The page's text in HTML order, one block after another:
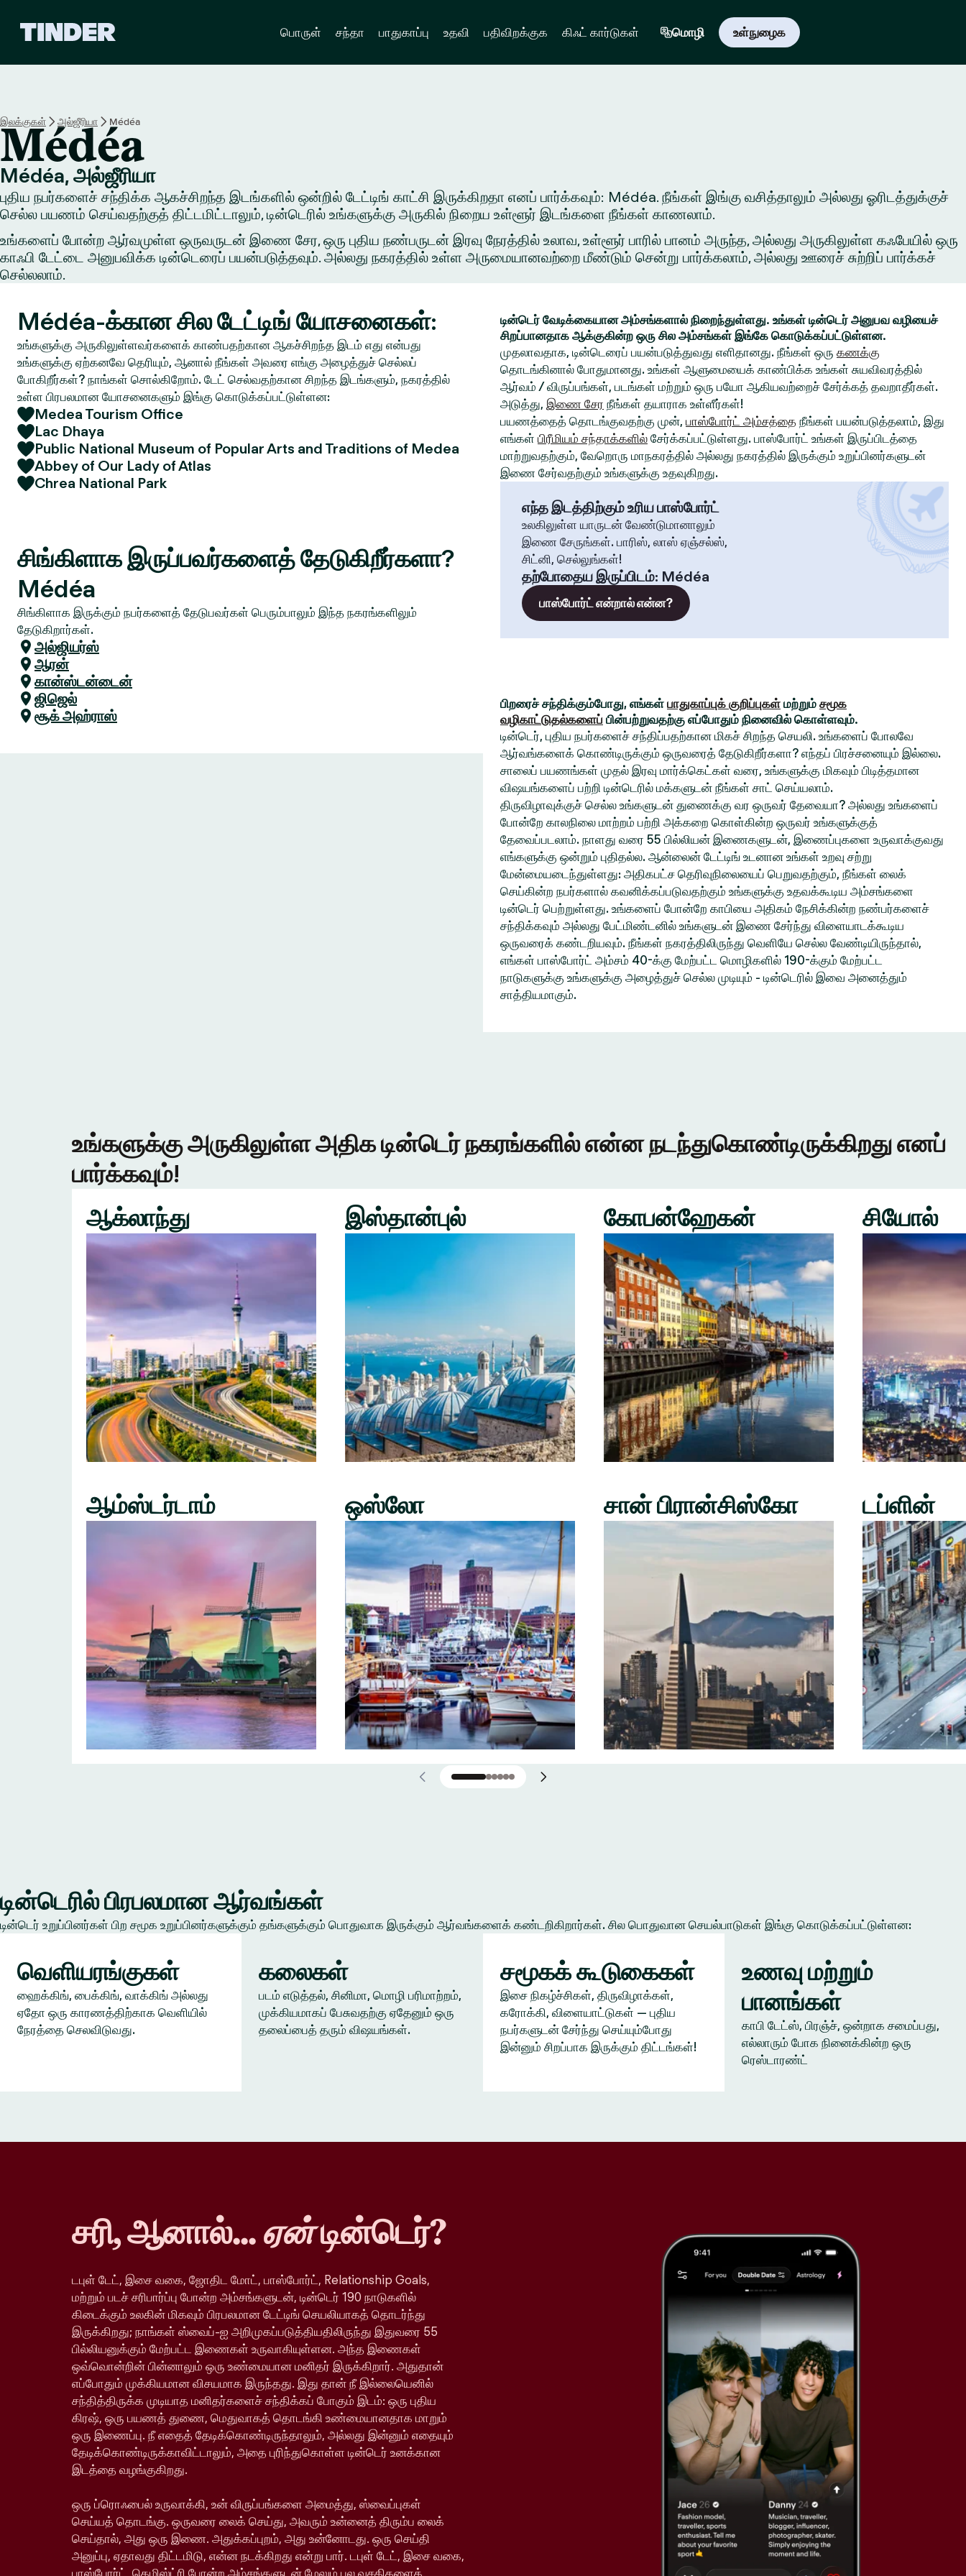
பொருள் சந்தா பாதுகாப்பு உதவி பதிவிறக்குக கிஃட் கார்டுகள் மொழி உள்நுழைக
இலக்குகள் அல்ஜீரியா Médéa
Médéa
Médéa, அல்ஜீரியா
புதிய நபர்களைச் சந்திக்க ஆகச்சிறந்த இடங்களில் ஒன்றில் டேட்டிங் காட்சி இருக்கிறதா எனப் பார்க்கவும்: Médéa. நீங்கள் இங்கு வசித்தாலும் அல்லது ஓரிடத்துக்குச்
செல்ல பயணம் செய்வதற்குத் திட்டமிட்டாலும், டின்டெரில் உங்களுக்கு அருகில் நிறைய உள்ளூர் இடங்களை நீங்கள் காணலாம்.
உங்களைப் போன்ற ஆர்வமுள்ள ஒருவருடன் இணை சேர, ஒரு புதிய நண்பருடன் இரவு நேரத்தில் உலாவ, உள்ளூர் பாரில் பானம் அருந்த, அல்லது அருகிலுள்ள கஃபேயில் ஒரு
காஃபி டேட்டை அனுபவிக்க டின்டெரைப் பயன்படுத்தவும். அல்லது நகரத்தில் உள்ள அருமையானவற்றை மீண்டும் சென்று பார்க்கலாம், அல்லது ஊரைச் சுற்றிப் பார்க்கச்
செல்லலாம்.
Médéa-க்கான சில டேட்டிங் யோசனைகள்:
உங்களுக்கு அருகிலுள்ளவர்களைக் காண்பதற்கான ஆகச்சிறந்த இடம் எது என்பது
உங்களுக்கு ஏற்கனவே தெரியும், ஆனால் நீங்கள் அவரை எங்கு அழைத்துச் செல்லப்
போகிறீர்கள்? நாங்கள் சொல்கிறோம். டேட் செல்வதற்கான சிறந்த இடங்களும், நகரத்தில்
உள்ள பிரபலமான யோசனைகளும் இங்கு கொடுக்கப்பட்டுள்ளன:
Medea Tourism Office
Lac Dhaya
Public National Museum of Popular Arts and Traditions of Medea
Abbey of Our Lady of Atlas
Chrea National Park
சிங்கிளாக இருப்பவர்களைத் தேடுகிறீர்களா?
Médéa
சிங்கிளாக இருக்கும் நபர்களைத் தேடுபவர்கள் பெரும்பாலும் இந்த நகரங்களிலும்
தேடுகிறார்கள்.
அல்ஜியர்ஸ்
ஆரன்
கான்ஸ்டன்டைன்
ஜிஜெல்
சூக் அஹ்ராஸ்
டின்டெர் வேடிக்கையான அம்சங்களால் நிறைந்துள்ளது. உங்கள் டின்டெர் அனுபவ வழியைச்
சிறப்பானதாக ஆக்குகின்ற ஒரு சில அம்சங்கள் இங்கே கொடுக்கப்பட்டுள்ளன.
முதலாவதாக, டின்டெரைப் பயன்படுத்துவது எளிதானது. நீங்கள் ஒரு கணக்கு
தொடங்கினால் போதுமானது. உங்கள் ஆளுமையைக் காண்பிக்க உங்கள் சுயவிவரத்தில்
ஆர்வம் / விருப்பங்கள், படங்கள் மற்றும் ஒரு பயோ ஆகியவற்றைச் சேர்க்கத் தவறாதீர்கள்.
அடுத்து, இணை சேர நீங்கள் தயாராக உள்ளீர்கள்!
பயணத்தைத் தொடங்குவதற்கு முன், பாஸ்போர்ட் அம்சத்தை நீங்கள் பயன்படுத்தலாம், இது
எங்கள் பிரீமியம் சந்தாக்களில் சேர்க்கப்பட்டுள்ளது. பாஸ்போர்ட் உங்கள் இருப்பிடத்தை
மாற்றுவதற்கும், வேறொரு மாநகரத்தில் அல்லது நகரத்தில் இருக்கும் உறுப்பினர்களுடன்
இணை சேர்வதற்கும் உங்களுக்கு உதவுகிறது.
எந்த இடத்திற்கும் உரிய பாஸ்போர்ட்
உலகிலுள்ள யாருடன் வேண்டுமானாலும்
இணை சேருங்கள். பாரிஸ், லாஸ் ஏஞ்சல்ஸ்,
சிட்னி, செல்லுங்கள்!
தற்போதைய இருப்பிடம்: Médéa
பாஸ்போர்ட் என்றால் என்ன?
பிறரைச் சந்திக்கும்போது, எங்கள் பாதுகாப்புக் குறிப்புகள் மற்றும் சமூக
வழிகாட்டுதல்களைப் பின்பற்றுவதற்கு எப்போதும் நினைவில் கொள்ளவும்.
டின்டெர், புதிய நபர்களைச் சந்திப்பதற்கான மிகச் சிறந்த செயலி. உங்களைப் போலவே
ஆர்வங்களைக் கொண்டிருக்கும் ஒருவரைத் தேடுகிறீர்களா? எந்தப் பிரச்சனையும் இல்லை.
சாலைப் பயணங்கள் முதல் இரவு மார்க்கெட்கள் வரை, உங்களுக்கு மிகவும் பிடித்தமான
விஷயங்களைப் பற்றி டின்டெரில் மக்களுடன் நீங்கள் சாட் செய்யலாம்.
திருவிழாவுக்குச் செல்ல உங்களுடன் துணைக்கு வர ஒருவர் தேவையா? அல்லது உங்களைப்
போன்றே காலநிலை மாற்றம் பற்றி அக்கறை கொள்கின்ற ஒருவர் உங்களுக்குத்
தேவைப்படலாம். நாளது வரை 55 பில்லியன் இணைகளுடன், இணைப்புகளை உருவாக்குவது
எங்களுக்கு ஒன்றும் புதிதல்ல. ஆன்லைன் டேட்டிங் உடனான உங்கள் உறவு சற்று
மேன்மையடைந்துள்ளது: அதிகபட்ச தெரிவுநிலையைப் பெறுவதற்கும், நீங்கள் லைக்
செய்கின்ற நபர்களால் கவனிக்கப்படுவதற்கும் உங்களுக்கு உதவக்கூடிய அம்சங்களை
டின்டெர் பெற்றுள்ளது. உங்களைப் போன்றே காபியை அதிகம் நேசிக்கின்ற நண்பர்களைச்
சந்திக்கவும் அல்லது பேட்மிண்டனில் உங்களுடன் இணை சேர்ந்து விளையாடக்கூடிய
ஒருவரைக் கண்டறியவும். நீங்கள் நகரத்திலிருந்து வெளியே செல்ல வேண்டியிருந்தால்,
எங்கள் பாஸ்போர்ட் அம்சம் 40-க்கு மேற்பட்ட மொழிகளில் 190-க்கும் மேற்பட்ட
நாடுகளுக்கு உங்களுக்கு அழைத்துச் செல்ல முடியும் - டின்டெரில் இவை அனைத்தும்
சாத்தியமாகும்.
உங்களுக்கு அருகிலுள்ள அதிக டின்டெர் நகரங்களில் என்ன நடந்துகொண்டிருக்கிறது எனப்
பார்க்கவும்!
ஆக்லாந்து
ஆம்ஸ்டர்டாம்
இஸ்தான்புல்
ஒஸ்லோ
கோபன்ஹேகன்
சான் பிரான்சிஸ்கோ
சியோல்
டப்ளின்
டின்டெரில் பிரபலமான ஆர்வங்கள்
டின்டெர் உறுப்பினர்கள் பிற சமூக உறுப்பினர்களுக்கும் தங்களுக்கும் பொதுவாக இருக்கும் ஆர்வங்களைக் கண்டறிகிறார்கள். சில பொதுவான செயல்பாடுகள் இங்கு கொடுக்கப்பட்டுள்ளன:
வெளியரங்குகள்
ஹைக்கிங், பைக்கிங், வாக்கிங் அல்லது
ஏதோ ஒரு காரணத்திற்காக வெளியில்
நேரத்தை செலவிடுவது.
கலைகள்
படம் எடுத்தல், சினிமா, மொழி பரிமாற்றம்,
முக்கியமாகப் பேசுவதற்கு ஏதேனும் ஒரு
தலைப்பைத் தரும் விஷயங்கள்.
சமூகக் கூடுகைகள்
இசை நிகழ்ச்சிகள், திருவிழாக்கள்,
கரோக்கி, விளையாட்டுகள் — புதிய
நபர்களுடன் சேர்ந்து செய்யும்போது
இன்னும் சிறப்பாக இருக்கும் திட்டங்கள்!
உணவு மற்றும்
பானங்கள்
காபி டேட்ஸ், பிரஞ்ச், ஒன்றாக சமைப்பது,
எல்லாரும் போக நினைக்கின்ற ஒரு
ரெஸ்டாரண்ட்
சரி, ஆனால்...ஏன்டின்டெர்?
டபுள் டேட், இசை வகை, ஜோதிட மோட், பாஸ்போர்ட், Relationship Goals,
மற்றும் படச் சரிபார்ப்பு போன்ற அம்சங்களுடன், டின்டெர் 190 நாடுகளில்
கிடைக்கும் உலகின் மிகவும் பிரபலமான டேட்டிங் செயலியாகத் தொடர்ந்து
இருக்கிறது; நாங்கள் ஸ்வைப்-ஐ அறிமுகப்படுத்தியதிலிருந்து இதுவரை 55
பில்லியனுக்கும் மேற்பட்ட இணைகள் உருவாகியுள்ளன. அந்த இணைகள்
ஒவ்வொன்றின் பின்னாலும் ஒரு உண்மையான மனிதர் இருக்கிறார். அதுதான்
எப்போதும் முக்கியமான விசயமாக இருந்தது. இது தான் நீ இல்லையெனில்
சந்தித்திருக்க முடியாத மனிதர்களைச் சந்திக்கப் போகும் இடம்: ஒரு புதிய
கிரஷ், ஒரு பயணத் துணை, மெதுவாகத் தொடங்கி உண்மையானதாக மாறும்
ஒரு இணைப்பு. நீ எதைத் தேடிக்கொண்டிருந்தாலும், அல்லது இன்னும் எதையும்
தேடிக்கொண்டிருக்காவிட்டாலும், அதை புரிந்துகொள்ள டின்டெர் உனக்கான
இடத்தை வழங்குகிறது.
ஒரு ப்ரொஃபைல் உருவாக்கி, உன் விருப்பங்களை அமைத்து, ஸ்வைப்புகள்
செய்யத் தொடங்கு. ஒருவரை லைக் செய்து, அவரும் உன்னைத் திரும்ப லைக்
செய்தால், அது ஒரு இணை. அதுக்கப்புறம், அது உன்னோடது. ஒரு செய்தி
அனுப்பு, ஏதாவது திட்டமிடு, என்ன நடக்கிறது என்று பார். டபுள் டேட், இசை வகை,
பாஸ்போர்ட், கெமிஸ்ட்ரி போன்ற அம்சங்களுடன் மேலும் பல வசதிகளைக்